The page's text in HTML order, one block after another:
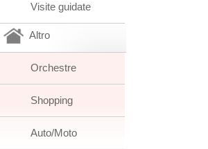
Visite guidate
Altro
Orchestre
Shopping
Auto/Moto